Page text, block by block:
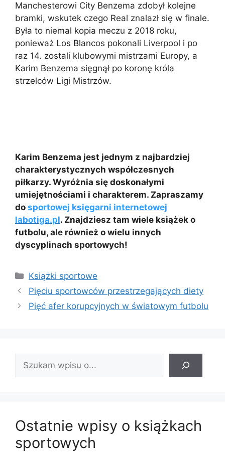
Manchesterowi City Benzema zdobył kolejne
bramki, wskutek czego Real znalazł się w finale.
Była to niemal kopia meczu z 2018 roku,
ponieważ Los Blancos pokonali Liverpool i po
raz 14. zostali klubowymi mistrzami Europy, a
Karim Benzema sięgnął po koronę króla
strzelców Ligi Mistrzów.
Karim Benzema jest jednym z najbardziej
charakterystycznych współczesnych
piłkarzy. Wyróżnia się doskonałymi
umiejętnościami i charakterem. Zapraszamy
do sportowej księgarni internetowej
labotiga.pl. Znajdziesz tam wiele książek o
futbolu, ale również o wielu innych
dyscyplinach sportowych!
Kategorie
Książki sportowe
Pięciu sportowców przestrzegających diety
Pięć afer korupcyjnych w światowym futbolu
wpis:
Ostatnie wpisy o książkach
sportowych